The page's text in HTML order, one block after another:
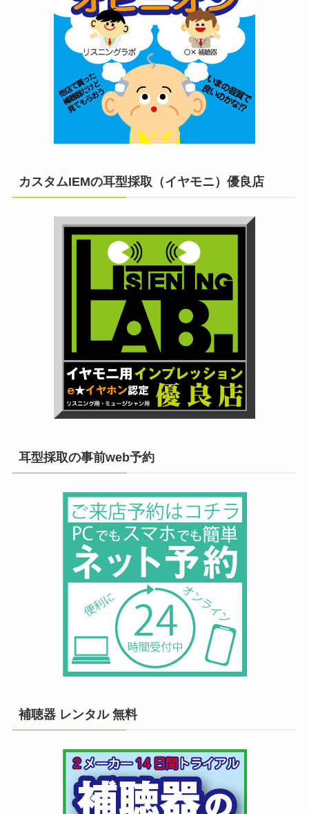
カスタムIEMの耳型採取（イヤモニ）優良店
耳型採取の事前web予約
補聴器 レンタル 無料